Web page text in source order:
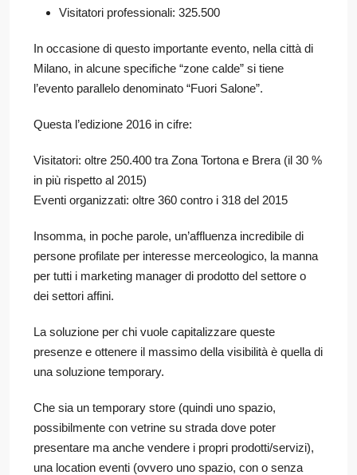
Visitatori professionali: 325.500
In occasione di questo importante evento, nella città di
Milano, in alcune specifiche “zone calde” si tiene
l’evento parallelo denominato “Fuori Salone”.
Questa l’edizione 2016 in cifre:
Visitatori: oltre 250.400 tra Zona Tortona e Brera (il 30 %
in più rispetto al 2015)
Eventi organizzati: oltre 360 contro i 318 del 2015
Insomma, in poche parole, un’affluenza incredibile di
persone profilate per interesse merceologico, la manna
per tutti i marketing manager di prodotto del settore o
dei settori affini.
La soluzione per chi vuole capitalizzare queste
presenze e ottenere il massimo della visibilità è quella di
una soluzione temporary.
Che sia un temporary store (quindi uno spazio,
possibilmente con vetrine su strada dove poter
presentare ma anche vendere i propri prodotti/servizi),
una location eventi (ovvero uno spazio, con o senza